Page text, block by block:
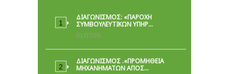
ΔΙΑΓΩΝΙΣΜΟΣ: «ΠΑΡΟΧΉ
ΣΥΜΒΟΥΛΕΥΤΙΚΏΝ ΥΠΗΡ…
01/07/26
ΔΙΑΓΩΝΙΣΜΟΣ .«ΠΡΟΜΗΘΕΙΑ
ΜΗΧΑΝΗΜΑΤΩΝ ΑΠΟΣ…